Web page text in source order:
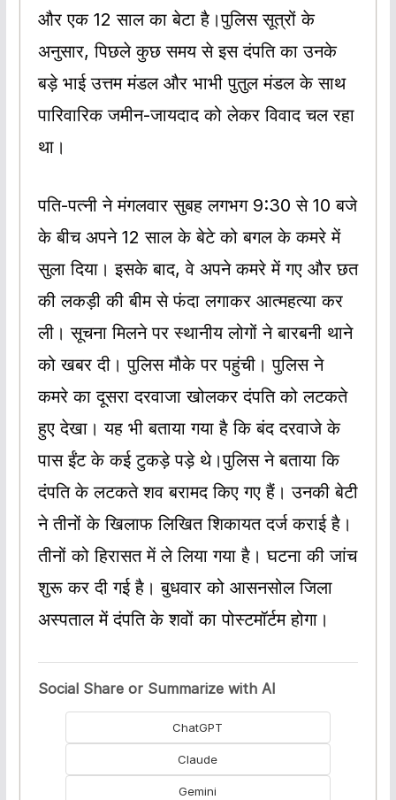
और एक 12 साल का बेटा है।पुलिस सूत्रों के
अनुसार, पिछले कुछ समय से इस दंपति का उनके
बड़े भाई उत्तम मंडल और भाभी पुतुल मंडल के साथ
पारिवारिक जमीन-जायदाद को लेकर विवाद चल रहा
था।
पति-पत्नी ने मंगलवार सुबह लगभग 9:30 से 10 बजे
के बीच अपने 12 साल के बेटे को बगल के कमरे में
सुला दिया। इसके बाद, वे अपने कमरे में गए और छत
की लकड़ी की बीम से फंदा लगाकर आत्महत्या कर
ली। सूचना मिलने पर स्थानीय लोगों ने बारबनी थाने
को खबर दी। पुलिस मौके पर पहुंची। पुलिस ने
कमरे का दूसरा दरवाजा खोलकर दंपति को लटकते
हुए देखा। यह भी बताया गया है कि बंद दरवाजे के
पास ईंट के कई टुकड़े पड़े थे।पुलिस ने बताया कि
दंपति के लटकते शव बरामद किए गए हैं। उनकी बेटी
ने तीनों के खिलाफ लिखित शिकायत दर्ज कराई है।
तीनों को हिरासत में ले लिया गया है। घटना की जांच
शुरू कर दी गई है। बुधवार को आसनसोल जिला
अस्पताल में दंपति के शवों का पोस्टमॉर्टम होगा।
Social Share or Summarize with AI
ChatGPT
Claude
Gemini